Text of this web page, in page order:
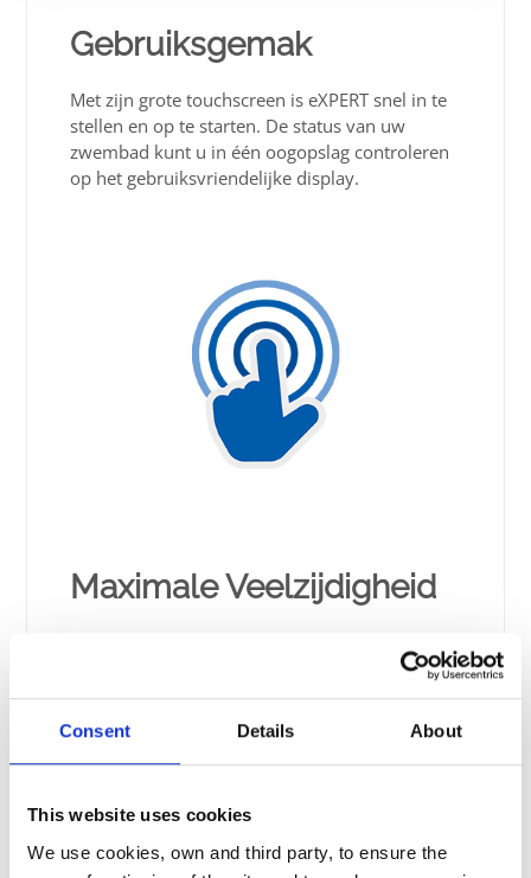
Consent Details About
This website uses cookies
We use cookies, own and third party, to ensure the
Gebruiksgemak
Met zijn grote touchscreen is eXPERT snel in te
stellen en op te starten. De status van uw
zwembad kunt u in één oogopslag controleren
op het gebruiksvriendelijke display.
Maximale Veelzijdigheid
behandeling van zwembadvolumes tot 180 m³,
garandeert eXPERT een langdurige
waterbehandeling dankzij een duurzame cel.